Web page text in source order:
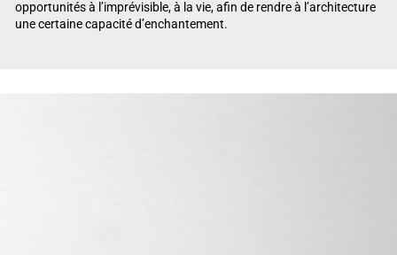
opportunités à l’imprévisible, à la vie, afin de rendre à l’architecture
une certaine capacité d’enchantement.